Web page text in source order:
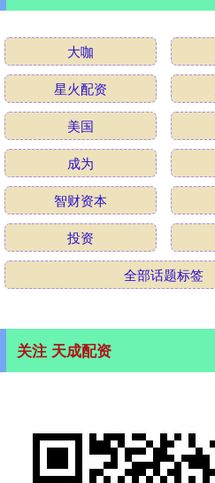
大咖
星火配资
美国
成为
智财资本
投资
全部话题标签
关注 天成配资